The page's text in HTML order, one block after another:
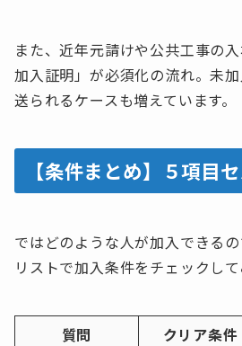
また、近年元請けや公共工事の
加入証明」が必須化の流れ。未
送られるケースも増えています。
【条件まとめ】５項目
ではどのような人が加入できる
リストで加入条件をチェックして
質問 クリア条件